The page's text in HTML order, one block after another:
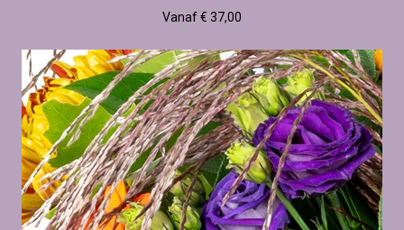
Vanaf € 37,00